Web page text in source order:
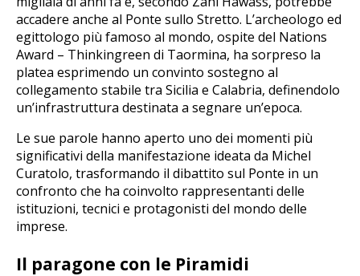
accadere anche al Ponte sullo Stretto. L’archeologo ed
egittologo più famoso al mondo, ospite del Nations
Award – Thinkingreen di Taormina, ha sorpreso la
platea esprimendo un convinto sostegno al
collegamento stabile tra Sicilia e Calabria, definendolo
un’infrastruttura destinata a segnare un’epoca.
Le sue parole hanno aperto uno dei momenti più
significativi della manifestazione ideata da Michel
Curatolo, trasformando il dibattito sul Ponte in un
confronto che ha coinvolto rappresentanti delle
istituzioni, tecnici e protagonisti del mondo delle
imprese.
Il paragone con le Piramidi